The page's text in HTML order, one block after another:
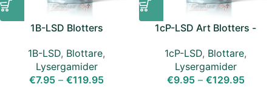
1B-LSD Blotters
1B-LSD, Blottare,
Lysergamider
€7.95 – €119.95
1cP-LSD Art Blotters -
1cP-LSD, Blottare,
Lysergamider
€9.95 – €129.95